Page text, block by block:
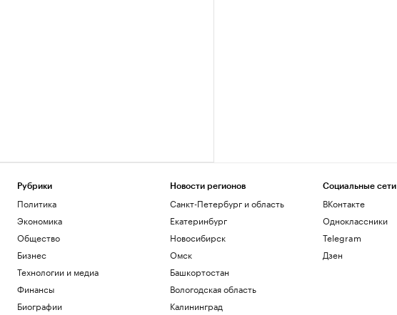
Рубрики
Политика
Экономика
Общество
Бизнес
Технологии и медиа
Финансы
Биографии
Новости регионов
Санкт-Петербург и область
Екатеринбург
Новосибирск
Омск
Башкортостан
Вологодская область
Калининград
Социальные сети
ВКонтакте
Одноклассники
Telegram
Дзен